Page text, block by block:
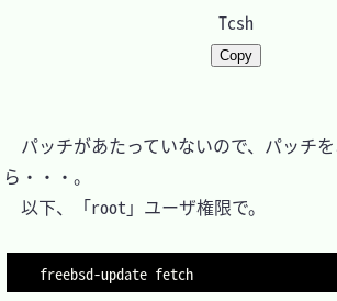
Tcsh
Copy
パッチがあたっていないので、パッチ
ら・・・。
以下、「root」ユーザ権限で。